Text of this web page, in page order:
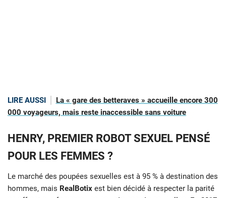
LIRE AUSSI
La « gare des betteraves » accueille encore 300
000 voyageurs, mais reste inaccessible sans voiture
HENRY, PREMIER ROBOT SEXUEL PENSÉ
POUR LES FEMMES ?
Le marché des poupées sexuelles est à 95 % à destination des
hommes, mais RealBotix est bien décidé à respecter la parité